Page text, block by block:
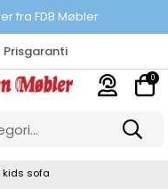
fra FDB Møbler
webshop
Prisgaranti
m2 showroom
parkeringsforhold
0
kids sofa